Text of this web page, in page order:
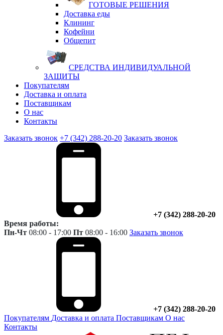
ГОТОВЫЕ РЕШЕНИЯ
Доставка еды
Клининг
Кофейни
Общепит
СРЕДСТВА ИНДИВИДУАЛЬНОЙ
ЗАЩИТЫ
Покупателям
Доставка и оплата
Поставщикам
О нас
Контакты
Заказать звонок +7 (342) 288-20-20 Заказать звонок
+7 (342) 288-20-20
Время работы:
Пн-Чт 08:00 - 17:00 Пт 08:00 - 16:00 Заказать звонок
+7 (342) 288-20-20
Покупателям Доставка и оплата Поставщикам О нас
Контакты